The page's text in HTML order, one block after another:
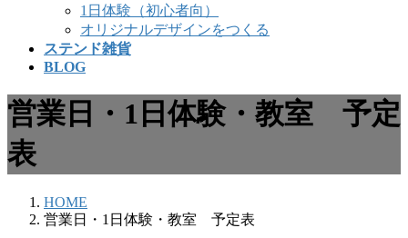
1日体験（初心者向）
オリジナルデザインをつくる
ステンド雑貨
BLOG
営業日・1日体験・教室 予定
表
HOME
営業日・1日体験・教室 予定表